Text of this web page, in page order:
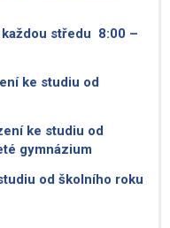
středu 8:00 –
ke studiu od
ke studiu od
gymnázium
od školního roku